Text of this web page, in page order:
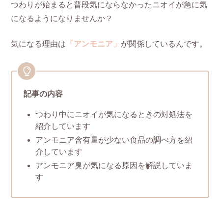
つわりが始まると普段気にならなかったニオイが急に気
になるようになりませんか？
気になる理由は 「アンモニア」 が関係しているんです。
記事の内容
つわり中にニオイが気になるときの対処法を
紹介しています
アンモニア含有量が少ない食品の調べ方を紹
介しています
アンモニア臭が気になる原因を解説していま
す